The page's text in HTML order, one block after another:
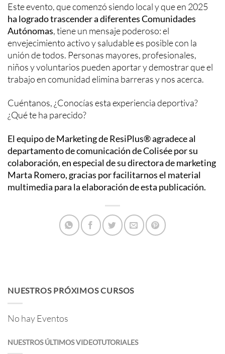
Este evento, que comenzó siendo local y que en 2025
ha logrado trascender a diferentes Comunidades
Autónomas, tiene un mensaje poderoso: el
envejecimiento activo y saludable es posible con la
unión de todos. Personas mayores, profesionales,
niños y voluntarios pueden aportar y demostrar que el
trabajo en comunidad elimina barreras y nos acerca.
Cuéntanos, ¿Conocías esta experiencia deportiva?
¿Qué te ha parecido?
El equipo de Marketing de ResiPlus® agradece al
departamento de comunicación de Colisée por su
colaboración, en especial de su directora de marketing
Marta Romero, gracias por facilitarnos el material
multimedia para la elaboración de esta publicación.
NUESTROS PRÓXIMOS CURSOS
No hay Eventos
NUESTROS ÚLTIMOS VIDEOTUTORIALES